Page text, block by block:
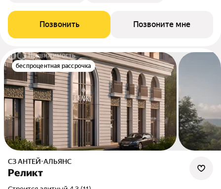
Позвонить Позвоните мне
беспроцентная рассрочка
СЗ АНТЕЙ-АЛЬЯНС
Реликт